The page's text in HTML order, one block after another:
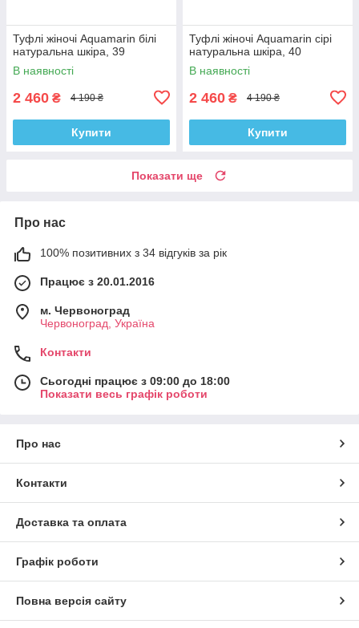
Туфлі жіночі Aquamarin білі
натуральна шкіра, 39
В наявності
2 460 ₴ 4 190 ₴
Купити
Туфлі жіночі Aquamarin сірі
натуральна шкіра, 40
В наявності
2 460 ₴ 4 190 ₴
Купити
Показати ще
Про нас
100% позитивних з 34 відгуків за рік
Працює з 20.01.2016
м. Червоноград
Червоноград, Україна
Контакти
Сьогодні працює з 09:00 до 18:00
Показати весь графік роботи
Про нас
Контакти
Доставка та оплата
Графік роботи
Повна версія сайту